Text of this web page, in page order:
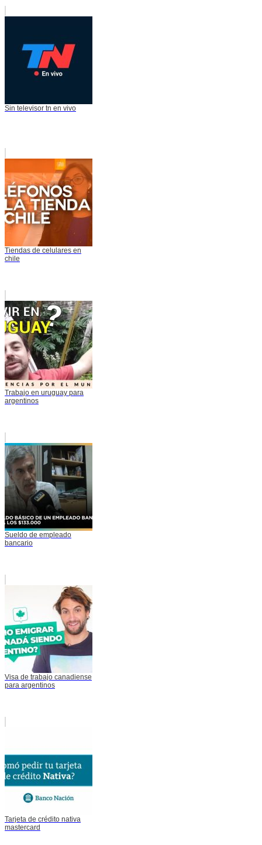
Sin televisor tn en vivo
Tiendas de celulares en
chile
Trabajo en uruguay para
argentinos
Sueldo de empleado
bancario
Visa de trabajo canadiense
para argentinos
Tarjeta de crédito nativa
mastercard